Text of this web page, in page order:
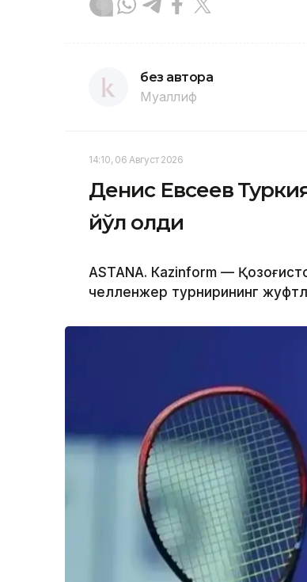
без автора
Муаллиф
14:10, 06 Август 2026
Денис Евсеев
йўл олди
ASTANА. Кazinform —
челленжер турнирининг